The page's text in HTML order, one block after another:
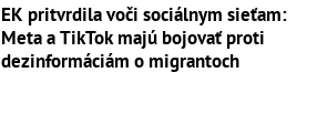
EK pritvrdila voči sociálnym sieťam:
Meta a TikTok majú bojovať proti
dezinformáciám o migrantoch